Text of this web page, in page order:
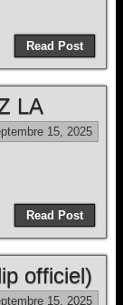
Read Post
LA
15, 2025
Read Post
officiel)
15, 2025